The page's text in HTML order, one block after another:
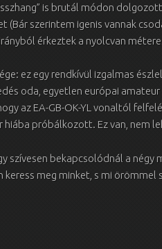
is brutál módon
(Bár szerintem igenis vannak
érkeztek a nyolcvan
ez egy rendkívül izgalmas
oda, egyetlen európai
az EA-GB-OK-YL vonaltól
hiába próbálkozott. Ez van, nem
szívesen bekapcsolódnál a négy
keress meg minket, s mi örömmel